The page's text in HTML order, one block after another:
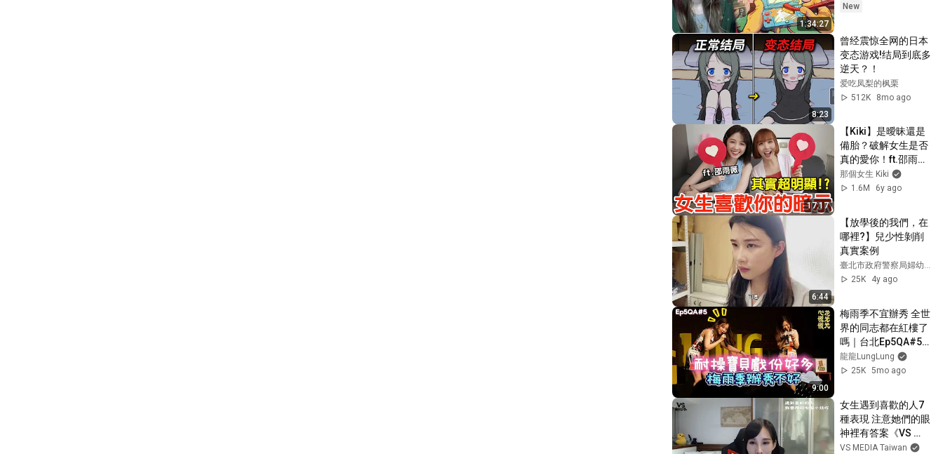
1:34:27
New
8:23
曾经震惊全网的日本
变态游戏!结局到底多
逆天？！
爱吃凤梨的枫栗
512K
8mo ago
17:17
【Kiki】是曖昧還是
備胎？破解女生是否
真的愛你！ft.邵雨薇
戀愛診斷室#1
那個女生 Kiki
1.6M
6y ago
6:44
【放學後的我們，在
哪裡?】兒少性剝削
真實案例
臺北市政府警察局婦幼警察隊
25K
4y ago
9:00
梅雨季不宜辦秀 全世
界的同志都在紅樓了
嗎｜台北Ep5QA#5
｜龍龍單口喜劇
龍龍LungLung
25K 5mo ago
女生遇到喜歡的人7
種表現 注意她們的眼
神裡有答案《VS
MEDIA》
VS MEDIA Taiwan